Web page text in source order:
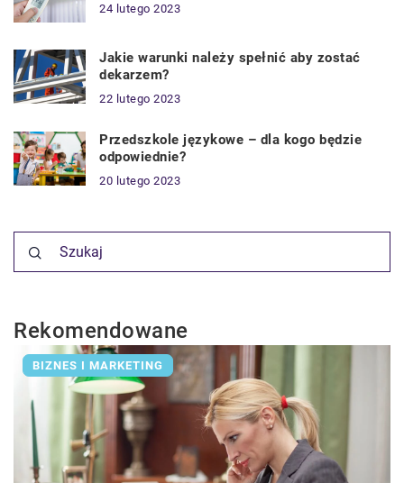
24 lutego 2023
Jakie warunki należy spełnić aby zostać
dekarzem?
22 lutego 2023
Przedszkole językowe – dla kogo będzie
odpowiednie?
20 lutego 2023
Rekomendowane
BIZNES I MARKETING